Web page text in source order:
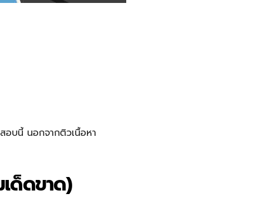
อบนี้ นอกจากติวเนื้อหา
ด็ดขาด)